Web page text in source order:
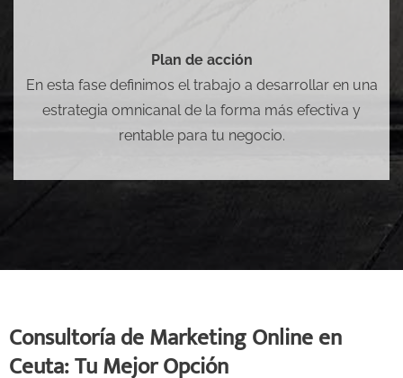
Plan de acción
En esta fase definimos el trabajo a desarrollar en una
estrategia omnicanal de la forma más efectiva y
rentable para tu negocio.
Consultoría de Marketing Online en
Ceuta: Tu Mejor Opción